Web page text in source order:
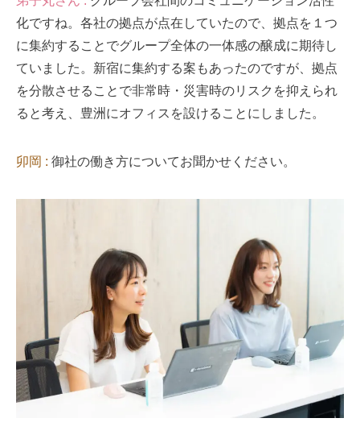
化ですね。各社の拠点が点在していたので、拠点を１つ
に集約することでグループ全体の一体感の醸成に期待し
ていました。新宿に集約する案もあったのですが、拠点
を分散させることで非常時・災害時のリスクを抑えられ
ると考え、豊洲にオフィスを設けることにしました。
卯岡 : 御社の働き方についてお聞かせください。